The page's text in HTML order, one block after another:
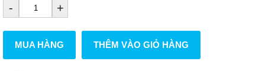
- +
MUA HÀNG THÊM VÀO GIỎ HÀNG